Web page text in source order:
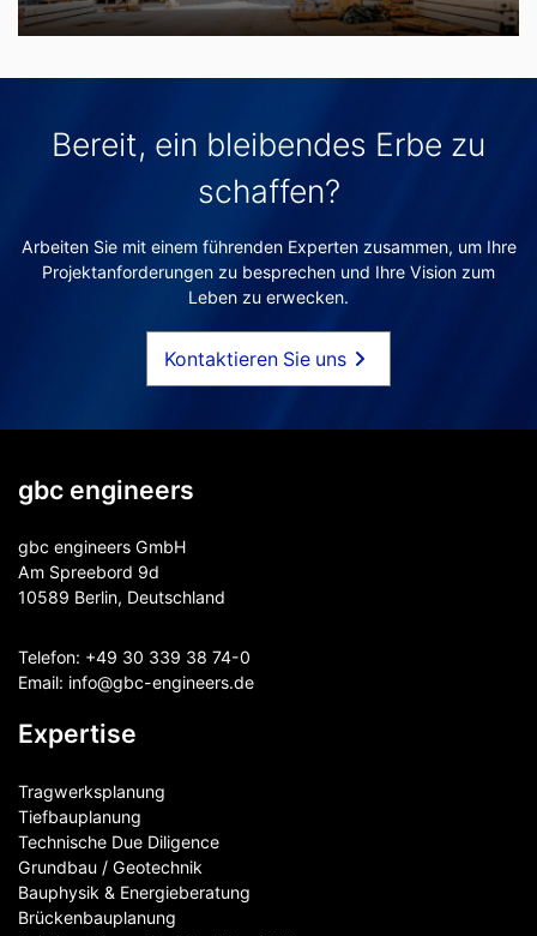
Bereit, ein bleibendes Erbe zu
schaffen?
Arbeiten Sie mit einem führenden Experten zusammen, um Ihre
Projektanforderungen zu besprechen und Ihre Vision zum
Leben zu erwecken.
Kontaktieren Sie uns
gbc engineers
gbc engineers GmbH
Am Spreebord 9d
10589 Berlin, Deutschland
Telefon: +49 30 339 38 74-0
Email: info@gbc-engineers.de
Expertise
Tragwerksplanung
Tiefbauplanung
Technische Due Diligence
Grundbau / Geotechnik
Bauphysik & Energieberatung
Brückenbauplanung